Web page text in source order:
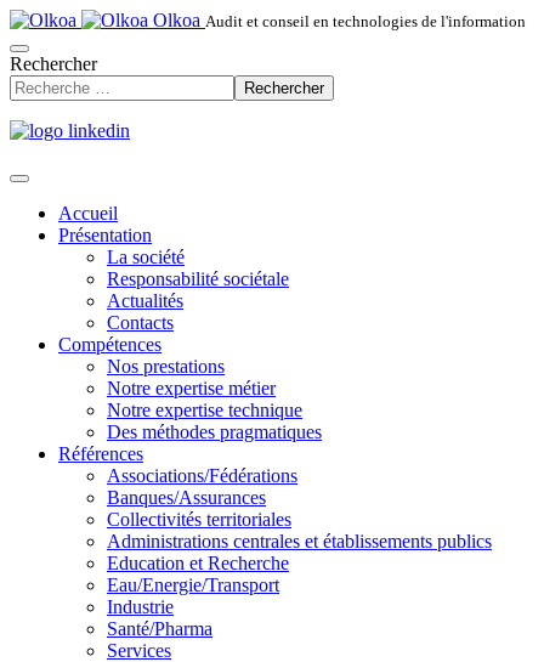
Olkoa Audit et conseil en technologies de l'information
Rechercher
Rechercher
Accueil
Présentation
La société
Responsabilité sociétale
Actualités
Contacts
Compétences
Nos prestations
Notre expertise métier
Notre expertise technique
Des méthodes pragmatiques
Références
Associations/Fédérations
Banques/Assurances
Collectivités territoriales
Administrations centrales et établissements publics
Education et Recherche
Eau/Energie/Transport
Industrie
Santé/Pharma
Services